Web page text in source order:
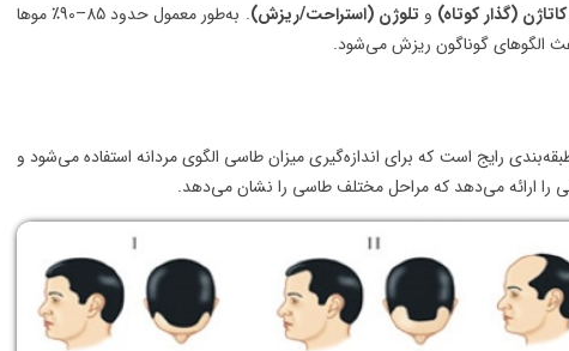
کاتاژن (گذار کوتاه) و تلوژن (استراحت/ریزش)
. به‌طور معمول حدود 85–90٪ موها
رایج است که برای اندازه‌گیری میزان طاسی الگوی مردانه استفاده می‌شود و